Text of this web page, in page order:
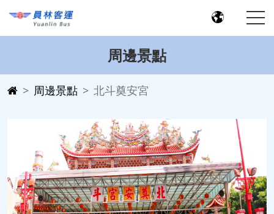
周邊景點
周邊景點 北斗奠安宮